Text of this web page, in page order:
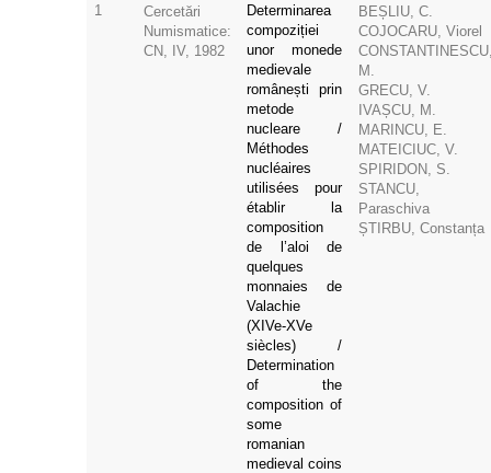
1
Cercetări
Numismatice:
CN, IV, 1982
Determinarea
compoziției
unor monede
medievale
românești prin
metode
nucleare /
Méthodes
nucléaires
utilisées pour
établir la
composition
de l’aloi de
quelques
monnaies de
Valachie
(XIVe-XVe
siècles) /
Determination
of the
composition of
some
romanian
medieval coins
BEȘLIU, C.
COJOCARU, Viorel
M.
GRECU, V.
IVAȘCU, M.
MARINCU, E.
MATEICIUC, V.
SPIRIDON, S.
STANCU,
Paraschiva
ȘTIRBU,